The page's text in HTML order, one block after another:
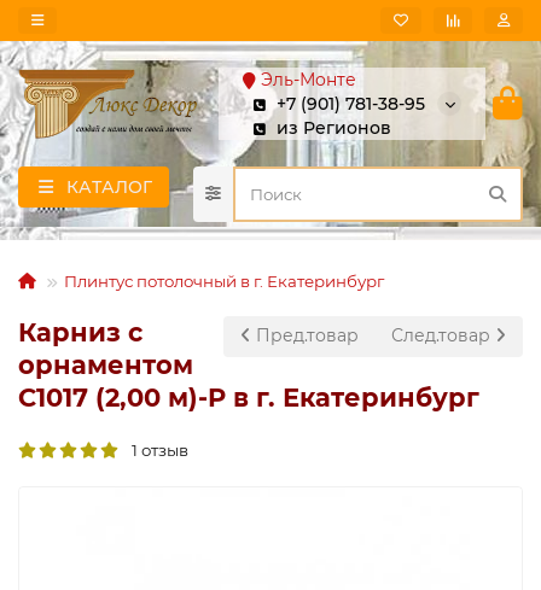
Эль-Монте
+7 (901) 781-38-95
из Регионов
КАТАЛОГ
Плинтус потолочный в г. Екатеринбург
Пред.товар След.товар
Карниз с
орнаментом
C1017 (2,00 м)-P в г. Екатеринбург
1 отзыв